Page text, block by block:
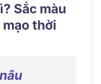
Sắc màu
thời
nâu